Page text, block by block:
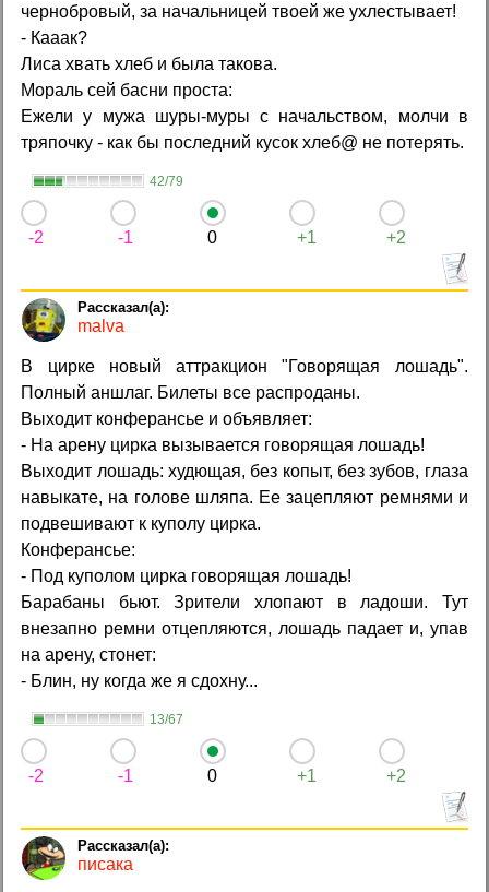
чернобровый, за начальницей твоей же ухлестывает!
- Кааак?
Лиса хвать хлеб и была такова.
Мораль сей басни проста:
Ежели у мужа шуры-муры с начальством, молчи в
тряпочку - как бы последний кусок хлеб@ не потерять.
42/79
-2 -1 0 +1 +2
malva
В цирке новый аттракцион "Говорящая лошадь".
Полный аншлаг. Билеты все распроданы.
Выходит конферансье и объявляет:
- На арену цирка вызывается говорящая лошадь!
Выходит лошадь: худющая, без копыт, без зубов, глаза
навыкате, на голове шляпа. Ее зацепляют ремнями и
подвешивают к куполу цирка.
Конферансье:
- Под куполом цирка говорящая лошадь!
Барабаны бьют. Зрители хлопают в ладоши. Тут
внезапно ремни отцепляются, лошадь падает и, упав
на арену, стонет:
- Блин, ну когда же я сдохну...
13/67
-2 -1 0 +1 +2
писака